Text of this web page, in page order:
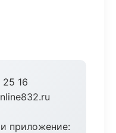
16
приложение: